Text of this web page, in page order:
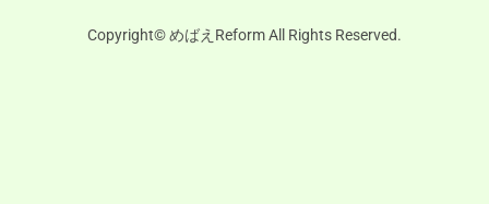
Copyright© めばえReform All Rights Reserved.